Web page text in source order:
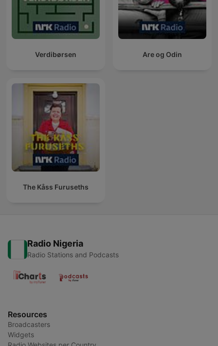
Verdibørsen Are og Odin
The Kåss Furuseths
Radio Nigeria
Radio Stations and Podcasts
Resources
Broadcasters
Widgets